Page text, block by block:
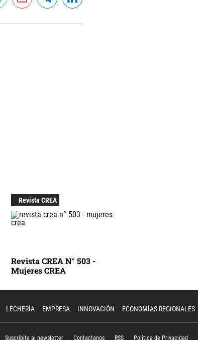
Revista CREA
Revista CREA N° 503 -
Mujeres CREA
LECHERÍA EMPRESA INNOVACIÓN ECONOMÍAS REGIONALES
Suscribite al newsletter Contactanos RSS Política de Privacidad